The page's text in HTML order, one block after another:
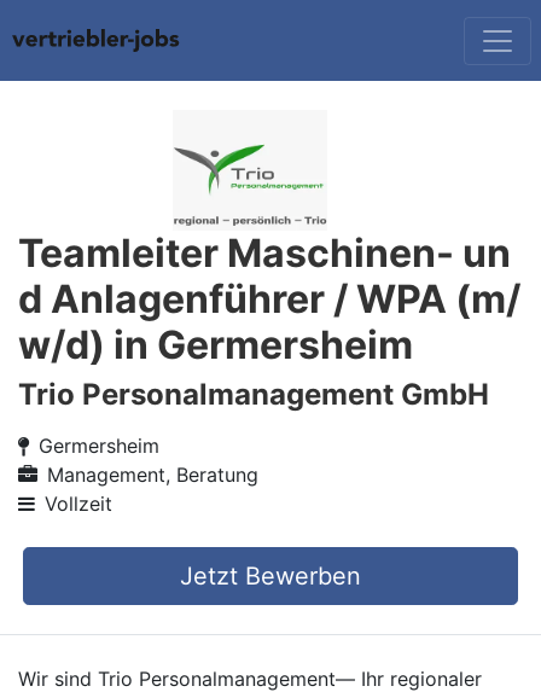
Teamleiter Maschinen- un
d Anlagenführer / WPA (m/
w/d) in Germersheim
Trio Personalmanagement GmbH
Germersheim
Management, Beratung
Vollzeit
Jetzt Bewerben
Wir sind Trio Personalmanagement— Ihr regionaler